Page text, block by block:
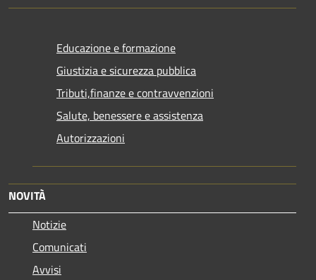
Educazione e formazione
Giustizia e sicurezza pubblica
Tributi,finanze e contravvenzioni
Salute, benessere e assistenza
Autorizzazioni
NOVITÀ
Notizie
Comunicati
Avvisi